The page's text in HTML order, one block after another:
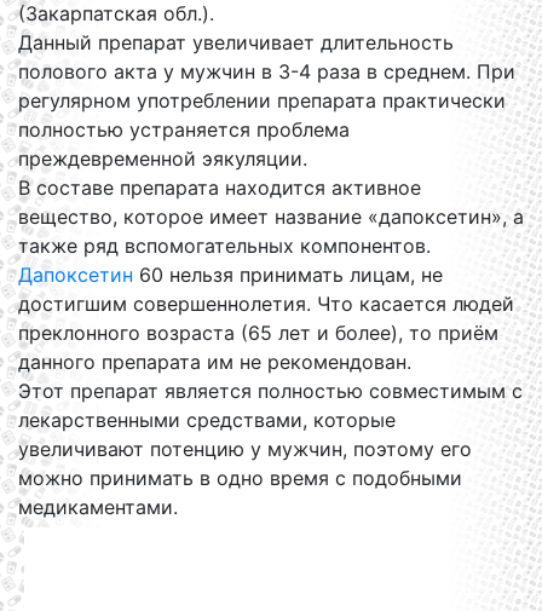
(Закарпатская обл.).
Данный препарат увеличивает длительность
полового акта у мужчин в 3-4 раза в среднем. При
регулярном употреблении препарата практически
полностью устраняется проблема
преждевременной эякуляции.
В составе препарата находится активное
вещество, которое имеет название «дапоксетин», а
также ряд вспомогательных компонентов.
Дапоксетин 60 нельзя принимать лицам, не
достигшим совершеннолетия. Что касается людей
преклонного возраста (65 лет и более), то приём
данного препарата им не рекомендован.
Этот препарат является полностью совместимым с
лекарственными средствами, которые
увеличивают потенцию у мужчин, поэтому его
можно принимать в одно время с подобными
медикаментами.